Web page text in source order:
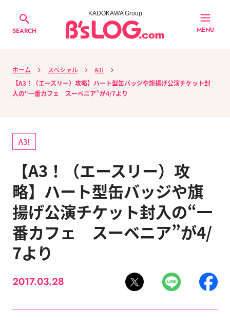
SEARCH
KADOKAWA Group
MENU
ホーム スペシャル
A3!
【A3！（エースリー）攻略】ハート型缶バッジや旗揚げ公演チケット封
入の“一番カフェ スーベニア”が4/7より
A3!
【A3！（エースリー）攻
略】ハート型缶バッジや旗
揚げ公演チケット封入の“一
番カフェ スーベニア”が4/
7より
2017.03.28